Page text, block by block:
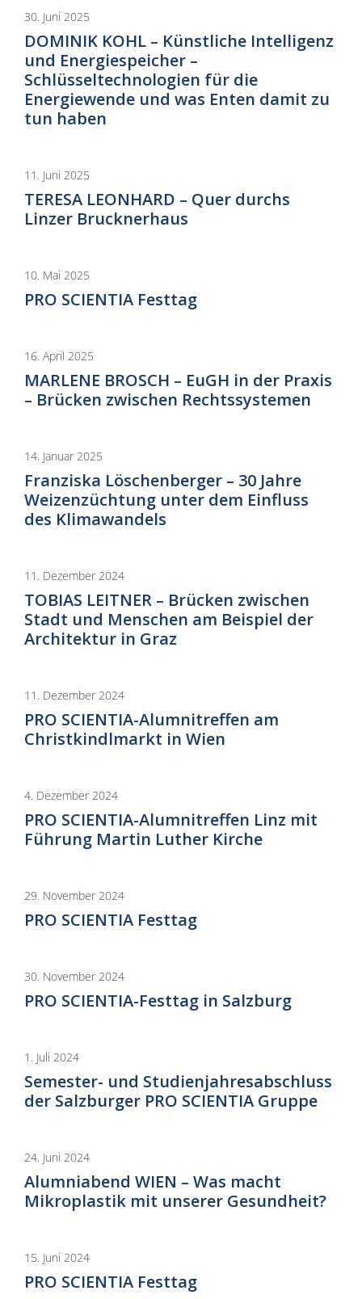
30. Juni 2025
DOMINIK KOHL – Künstliche Intelligenz
und Energiespeicher –
Schlüsseltechnologien für die
Energiewende und was Enten damit zu
tun haben
11. Juni 2025
TERESA LEONHARD – Quer durchs
Linzer Brucknerhaus
10. Mai 2025
PRO SCIENTIA Festtag
16. April 2025
MARLENE BROSCH – EuGH in der Praxis
– Brücken zwischen Rechtssystemen
14. Januar 2025
Franziska Löschenberger – 30 Jahre
Weizenzüchtung unter dem Einfluss
des Klimawandels
11. Dezember 2024
TOBIAS LEITNER – Brücken zwischen
Stadt und Menschen am Beispiel der
Architektur in Graz
11. Dezember 2024
PRO SCIENTIA-Alumnitreffen am
Christkindlmarkt in Wien
4. Dezember 2024
PRO SCIENTIA-Alumnitreffen Linz mit
Führung Martin Luther Kirche
29. November 2024
PRO SCIENTIA Festtag
30. November 2024
PRO SCIENTIA-Festtag in Salzburg
1. Juli 2024
Semester- und Studienjahresabschluss
der Salzburger PRO SCIENTIA Gruppe
24. Juni 2024
Alumniabend WIEN – Was macht
Mikroplastik mit unserer Gesundheit?
15. Juni 2024
PRO SCIENTIA Festtag